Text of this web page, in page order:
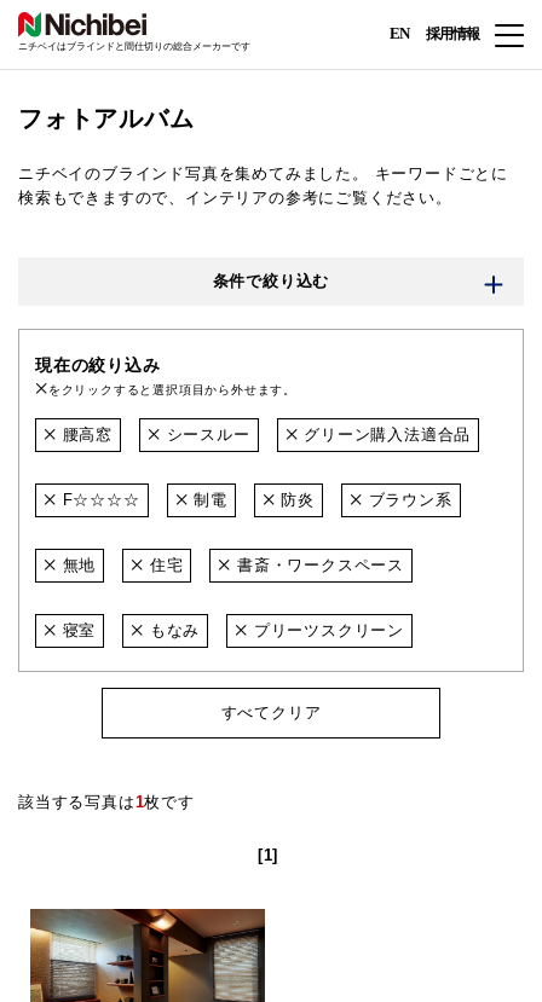
ニチベイはブラインドと間仕切りの総合メーカーです
EN 採用情報
フォトアルバム
ニチベイのブラインド写真を集めてみました。
キーワードごとに
検索もできますので、インテリアの参考にご覧ください。
条件で絞り込む
現在の絞り込み
をクリックすると選択項目から外せます。
腰高窓 シースルー グリーン購入法適合品
F☆☆☆☆ 制電 防炎 ブラウン系
無地 住宅 書斎・ワークスペース
寝室 もなみ プリーツスクリーン
すべてクリア
該当する写真は1枚です
[1]